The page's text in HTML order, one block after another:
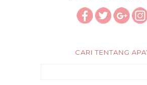
CARI TENTANG